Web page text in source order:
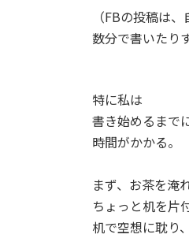
（FBの投稿は
数分で書いたり
特に私は
書き始めるまで
時間がかかる。
まず、お茶を淹れ
ちょっと机を片
机で空想に耽り、